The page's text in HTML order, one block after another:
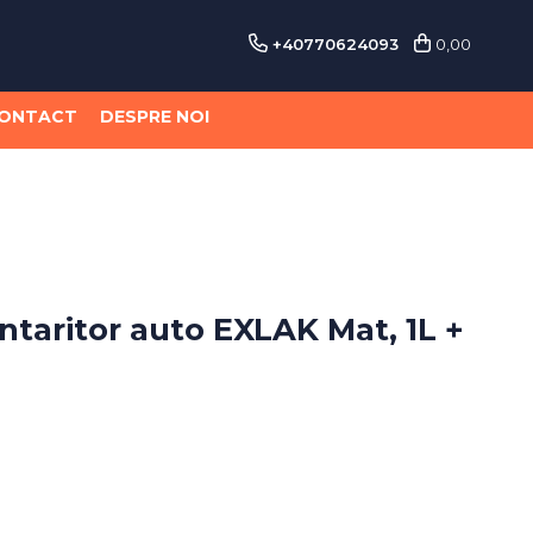
+40770624093 0,00
DESPRE NOI
auto EXLAK Mat, 1L +